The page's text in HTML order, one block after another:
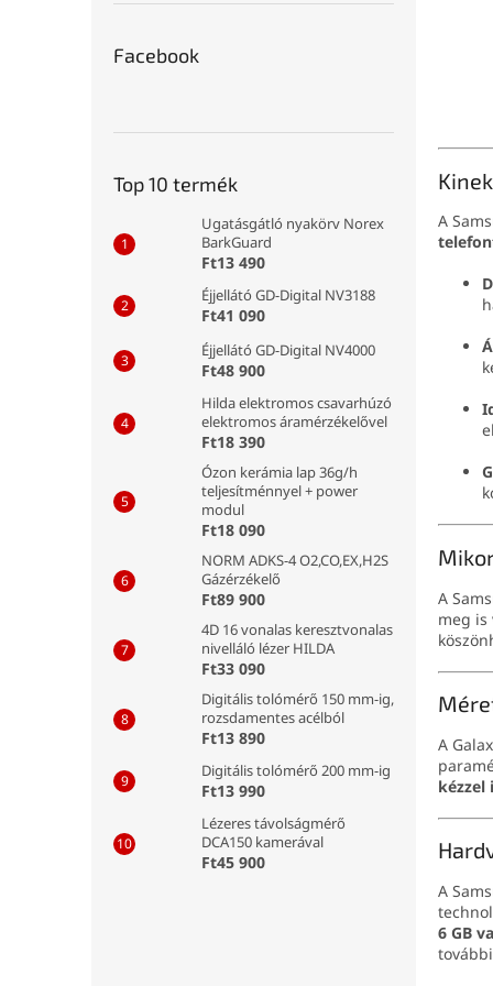
Facebook
Top 10 termék
Ugatásgátló nyakörv Norex
BarkGuard
Ft13 490
Éjjellátó GD-Digital NV3188
Ft41 090
Éjjellátó GD-Digital NV4000
Ft48 900
Hilda elektromos csavarhúzó
elektromos áramérzékelővel
Ft18 390
Ózon kerámia lap 36g/h
teljesítménnyel + power
modul
Ft18 090
NORM ADKS-4 O2,CO,EX,H2S
Gázérzékelő
Ft89 900
4D 16 vonalas keresztvonalas
nivelláló lézer HILDA
Ft33 090
Digitális tolómérő 150 mm-ig,
rozsdamentes acélból
Ft13 890
Digitális tolómérő 200 mm-ig
Ft13 990
Lézeres távolságmérő
DCA150 kamerával
Ft45 900
A
A
meg is
A
kézzel
A
6 GB